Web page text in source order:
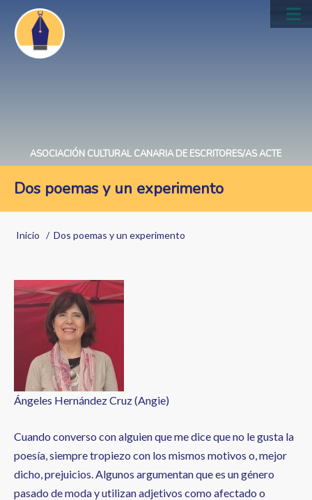
Pasar
contenido
principal
ASOCIACIÓN CULTURAL CANARIA DE ESCRITORES/AS ACTE
Dos poemas y un experimento
Sobrescribir
de
ayuda
a
navegación
Inicio Dos poemas y un experimento
Ángeles Hernández Cruz (Angie)
Cuando converso con alguien que me dice que no le gusta la
poesía, siempre tropiezo con los mismos motivos o, mejor
dicho, prejuicios. Algunos argumentan que es un género
pasado de moda y utilizan adjetivos como afectado o